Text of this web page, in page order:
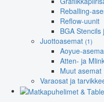
Reballing-
Reflow-uunit
BGA
Juottoasemat (1)
Aoyue-
Atten- ja
Muut asemat
Varaosat ja